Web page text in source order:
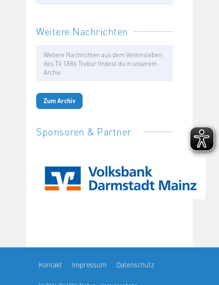
Weitere Nachrichten
Weitere Nachrichten aus dem Vereinsleben
des TV 1886 Trebur findest du in unserem
Archiv.
Zum Archiv
Sponsoren & Partner
Kontakt Impressum Datenschutz